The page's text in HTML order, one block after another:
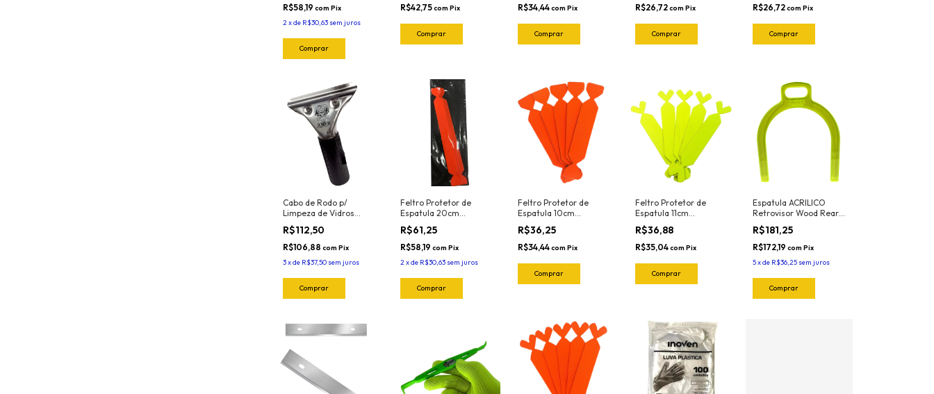
R$58,19 com Pix
2xde R$30,63 sem juros
R$42,75com Pix R$34,44com Pix R$26,72com Pix R$26,72com Pix
Cabo de Rodo p/
Limpeza de Vidros
(INOX) 4033 Joker
R$112,50
R$106,88 com Pix
3xde R$37,50 sem juros
Feltro Protetor de
Espatula 20cm
Profissional Orange
(5und) 1024.O Joker
R$61,25
R$58,19 com Pix
2xde R$30,63 sem juros
Feltro Protetor de
Espatula 10cm
Profissional Orange
(5und) 1020.O Joker
R$36,25
R$34,44com Pix
Feltro Protetor de
Espatula 11cm
Profissional Green
(5und) 1018.G Joker
R$36,88
R$35,04com Pix
Espatula ACRILICO
Retrovisor Wood Rear
9219 Joker
R$181,25
R$172,19 com Pix
5xde R$36,25 sem juros